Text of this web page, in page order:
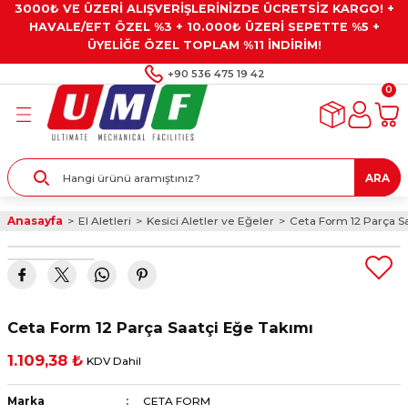
3000₺ VE ÜZERİ ALIŞVERİŞLERİNİZDE ÜCRETSİZ KARGO! +
HAVALE/EFT ÖZEL %3 + 10.000₺ ÜZERİ SEPETTE %5 +
ÜYELİĞE ÖZEL TOPLAM %11 İNDİRİM!
+90 536 475 19 42
Geri Dön
Geri Dön
Geri Dön
Gresler
Geri Dön
ve Alet Setleri
ve Multimetreler
Geri Dön
Taşları ve
ARA
0
Anasayfa El Aletleri Kesici Aletler ve Eğeler Ceta Form 12 Parça
Ceta Form 12 Parça Saatçi Eğe Takımı
1.109,38 ₺ KDV Dahil
Marka
CETA FORM